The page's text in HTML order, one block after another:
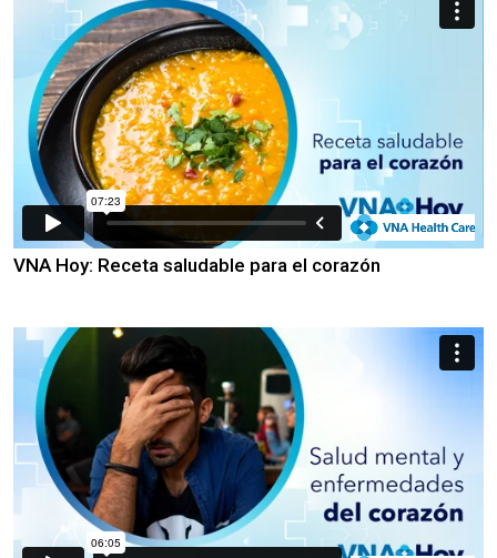
VNA Hoy: Receta saludable para el corazón